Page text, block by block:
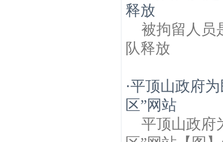
释放
被拘留人员
队释放
·平顶山政府
区”网站
平顶山政府